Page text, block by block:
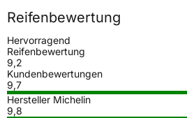
Reifenbewertung
Hervorragend
Reifenbewertung
9,2
Kundenbewertungen
9,7
Hersteller Michelin
9,8